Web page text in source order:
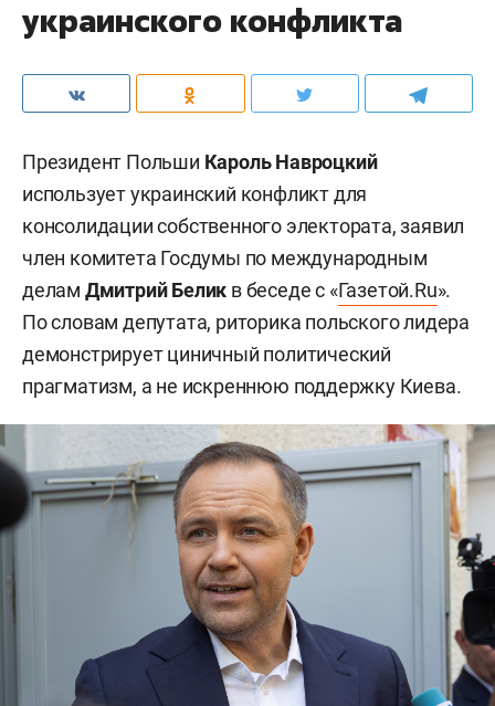
украинского конфликта
Президент Польши Кароль Навроцкий
использует украинский конфликт для
консолидации собственного электората, заявил
член комитета Госдумы по международным
делам Дмитрий Белик в беседе с «Газетой.Ru».
По словам депутата, риторика польского лидера
демонстрирует циничный политический
прагматизм, а не искреннюю поддержку Киева.